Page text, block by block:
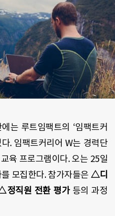
는 루트임팩트의 ‘임팩트커
. 임팩트커리어 W는 경력단
육 프로그램이다. 오는 25일
모집한다. 참가자들은 △디
정직원 전환 평가등의 과정